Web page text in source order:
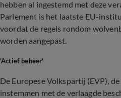
hebben al ingestemd met deze
Parlement is het laatste EU-
voordat de regels rondom
worden aangepast.
'Actief beheer'
De Europese Volkspartij (EVP),
instemmen met de verlaagde